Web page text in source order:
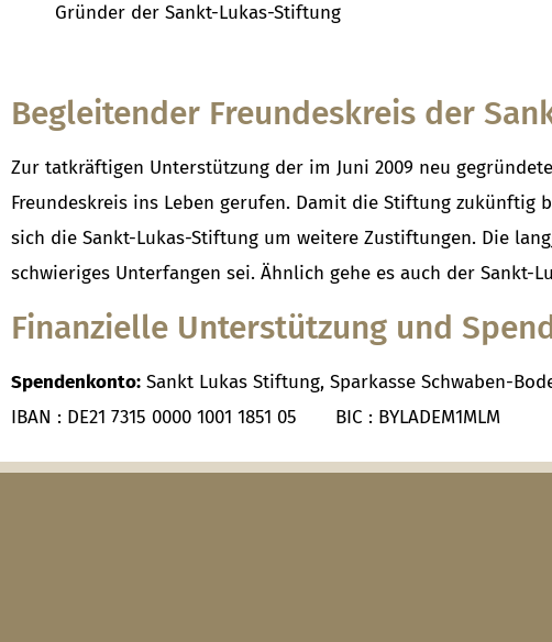
Gründer der Sankt-Lukas-Stiftung
Begleitender Freundeskreis der
Zur tatkräftigen Unterstützung der im Juni 2009 neu
Freundeskreis ins Leben gerufen. Damit die Stiftung
sich die Sankt-Lukas-Stiftung um weitere Zustiftungen. Die
schwieriges Unterfangen sei. Ähnlich gehe es auch der
Finanzielle Unterstützung und
Spendenkonto: Sankt Lukas Stiftung, Sparkasse Schwaben-
IBAN : DE21 7315 0000 1001 1851 05 BIC : BYLADEM1MLM